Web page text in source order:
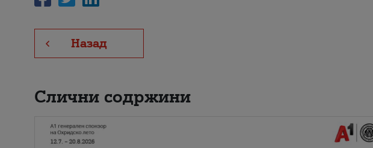
Назад
Слични содржини